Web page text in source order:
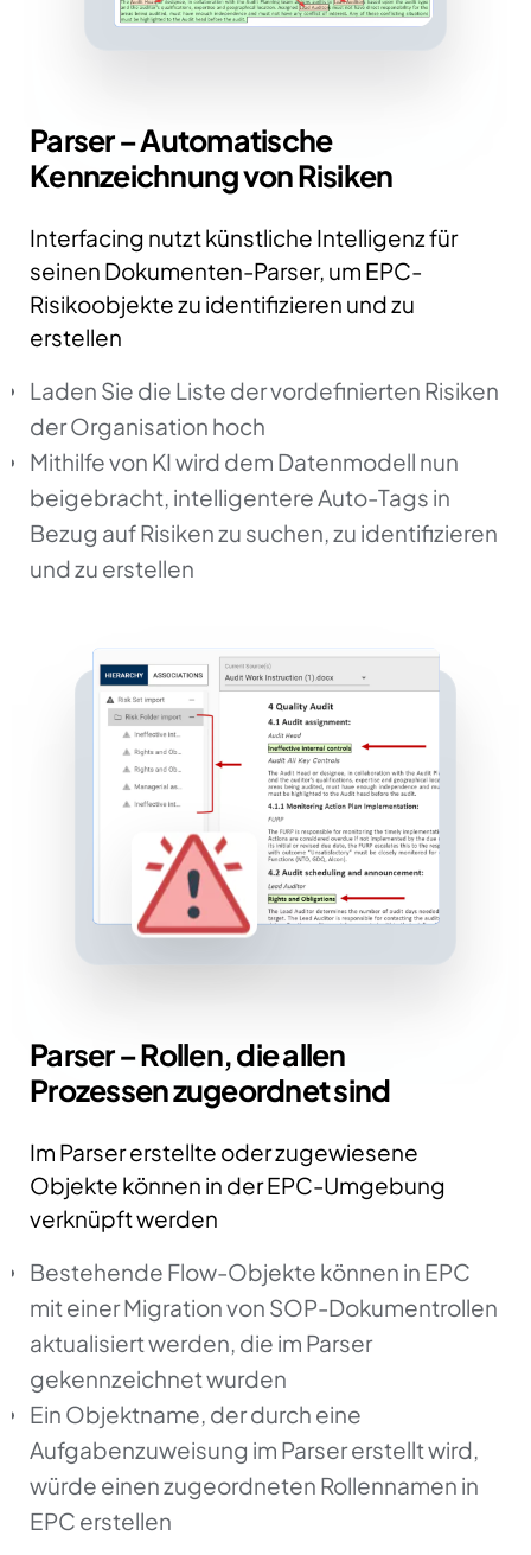
Parser – Automatische
Kennzeichnung von Risiken
Interfacing nutzt künstliche Intelligenz für
seinen Dokumenten-Parser, um EPC-
Risikoobjekte zu identifizieren und zu
erstellen
Laden Sie die Liste der vordefinierten Risiken
der Organisation hoch
Mithilfe von KI wird dem Datenmodell nun
beigebracht, intelligentere Auto-Tags in
Bezug auf Risiken zu suchen, zu identifizieren
und zu erstellen
Parser – Rollen, die allen
Prozessen zugeordnet sind
Im Parser erstellte oder zugewiesene
Objekte können in der EPC-Umgebung
verknüpft werden
Bestehende Flow-Objekte können in EPC
mit einer Migration von SOP-Dokumentrollen
aktualisiert werden, die im Parser
gekennzeichnet wurden
Ein Objektname, der durch eine
Aufgabenzuweisung im Parser erstellt wird,
würde einen zugeordneten Rollennamen in
EPC erstellen